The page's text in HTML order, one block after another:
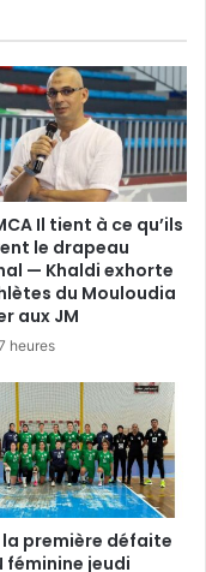
Il tient à ce qu’ils
le drapeau
— Khaldi exhorte
du Mouloudia
aux JM
heures
la première défaite
féminine jeudi